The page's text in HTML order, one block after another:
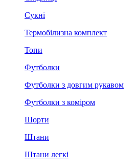
Сукні
Термобілизна комплект
Топи
Футболки
Футболки з довгим рукавом
Футболки з коміром
Шорти
Штани
Штани легкі